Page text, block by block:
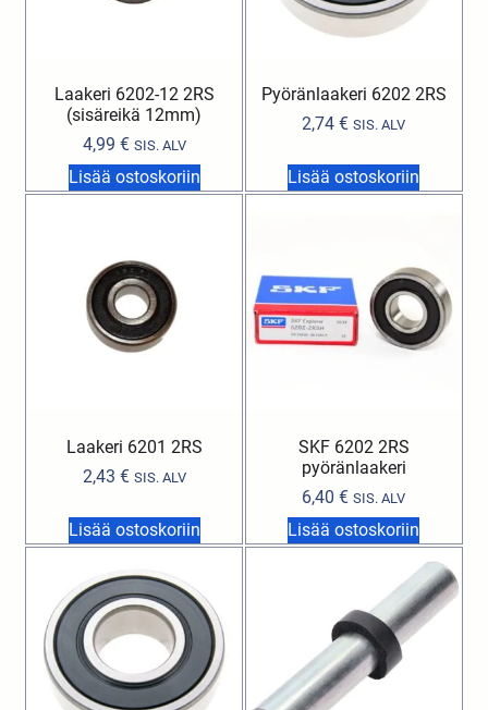
Laakeri 6202-12 2RS
(sisäreikä 12mm)
4,99 € SIS. ALV
Lisää ostoskoriin
Pyöränlaakeri 6202 2RS
2,74€ SIS. ALV
Lisää ostoskoriin
Laakeri 6201 2RS
2,43 € SIS. ALV
Lisää ostoskoriin
SKF 6202 2RS
pyöränlaakeri
6,40€ SIS. ALV
Lisää ostoskoriin